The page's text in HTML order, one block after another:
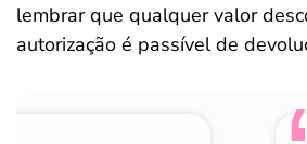
lembrar que qualquer valor
autorização é passível de